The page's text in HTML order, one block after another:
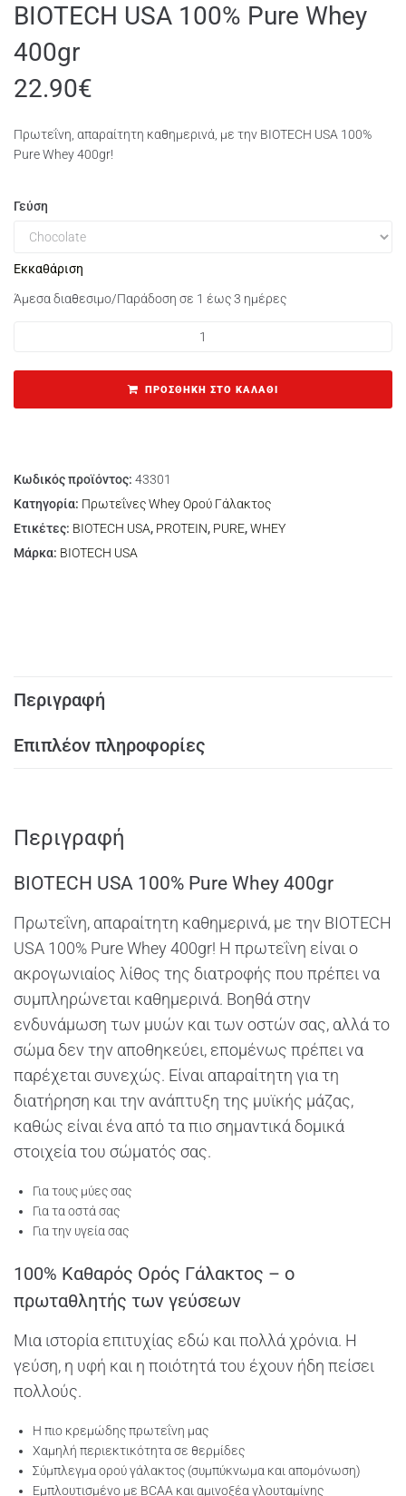
BIOTECH USA 100% Pure Whey
400gr
22.90€
Πρωτεΐνη, απαραίτητη καθημερινά, με την BIOTECH USA 100%
Pure Whey 400gr!
Γεύση
Εκκαθάριση
Άμεσα διαθεσιμο/Παράδοση σε 1 έως 3 ημέρες
ΠΡΟΣΘΉΚΗ ΣΤΟ ΚΑΛΆΘΙ
Κωδικός προϊόντος: 43301
Κατηγορία: Πρωτεΐνες Whey Ορού Γάλακτος
Ετικέτες: BIOTECH USA, PROTEIN, PURE,WHEY
Μάρκα: BIOTECH USA
Περιγραφή
Επιπλέον πληροφορίες
Περιγραφή
BIOTECH USA 100% Pure Whey 400gr
Πρωτεΐνη, απαραίτητη καθημερινά, με την BIOTECH
USA 100% Pure Whey 400gr! Η πρωτεΐνη είναι ο
ακρογωνιαίος λίθος της διατροφής που πρέπει να
συμπληρώνεται καθημερινά. Βοηθά στην
ενδυνάμωση των μυών και των οστών σας, αλλά το
σώμα δεν την αποθηκεύει, επομένως πρέπει να
παρέχεται συνεχώς. Είναι απαραίτητη για τη
διατήρηση και την ανάπτυξη της μυϊκής μάζας,
καθώς είναι ένα από τα πιο σημαντικά δομικά
στοιχεία του σώματός σας.
Για τους μύες σας
Για τα οστά σας
Για την υγεία σας
100% Καθαρός Ορός Γάλακτος – ο
πρωταθλητής των γεύσεων
Μια ιστορία επιτυχίας εδώ και πολλά χρόνια. Η
γεύση, η υφή και η ποιότητά του έχουν ήδη πείσει
πολλούς.
Η πιο κρεμώδης πρωτεΐνη μας
Χαμηλή περιεκτικότητα σε θερμίδες
Σύμπλεγμα ορού γάλακτος (συμπύκνωμα και απομόνωση)
Εμπλουτισμένο με BCAA και αμινοξέα γλουταμίνης